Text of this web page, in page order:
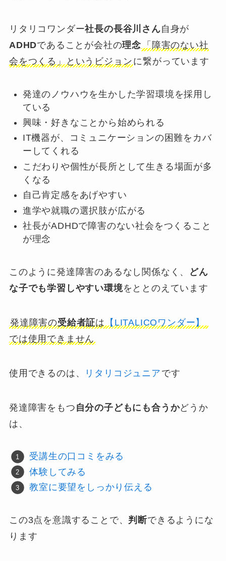
リタリコワンダー社長の長谷川さん自身が
ADHDであることが会社の理念
「障害のない社
会をつくる」というビジョン に繋がっています
発達のノウハウを生かした学習環境を採用し
ている
興味・好きなことから始められる
IT機器が、コミュニケーションの困難をカバ
ーしてくれる
こだわりや個性が長所として生きる場面が多
くなる
自己肯定感をあげやすい
進学や就職の選択肢が広がる
社長がADHDで障害のない社会をつくること
が理念
このように発達障害のあるなし関係なく、
どん
な子でも学習しやすい環境をととのえています
発達障害の受給者証は 【LITALICOワンダー】
では使用できません
使用できるのは、 リタリコジュニア です
発達障害をもつ 自分の子どもにも合うかどうか
は、
受講生の口コミをみる
体験してみる
教室に要望をしっかり伝える
この3点を意識することで、 判断できるようにな
ります